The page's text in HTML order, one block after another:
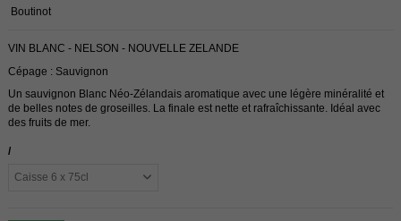
Boutinot
VIN BLANC - NELSON - NOUVELLE ZELANDE
Cépage : Sauvignon
Un sauvignon Blanc Néo-Zélandais aromatique avec une légère minéralité et
de belles notes de groseilles. La finale est nette et rafraîchissante. Idéal avec
des fruits de mer.
/